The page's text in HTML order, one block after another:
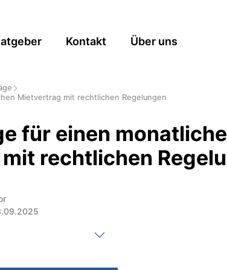
Kontakt Über uns
Mietvertrag mit rechtlichen Regelungen
für einen
rechtlichen